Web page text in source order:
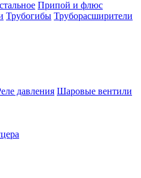
Припой и флюс
Трубогибы Труборасширители
давления Шаровые вентили